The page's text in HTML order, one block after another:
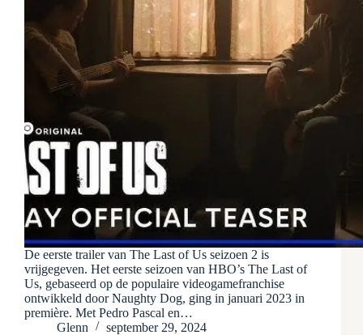
De eerste trailer van The Last of Us seizoen 2 is
vrijgegeven. Het eerste seizoen van HBO’s The Last of
Us, gebaseerd op de populaire videogamefranchise
ontwikkeld door Naughty Dog, ging in januari 2023 in
première. Met Pedro Pascal en…
Glenn
september 29, 2024